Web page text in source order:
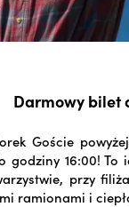
Darmowy bilet
Goście
godziny 16:00!
przy
ramionami i